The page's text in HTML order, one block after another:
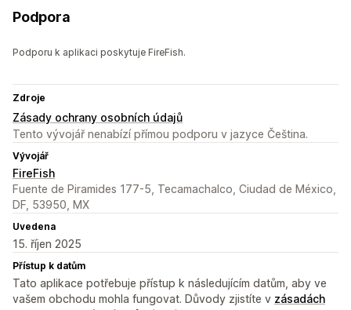
Podpora
Podporu k aplikaci poskytuje FireFish.
Zdroje
Zásady ochrany osobních údajů
Tento vývojář nenabízí přímou podporu v jazyce Čeština.
Vývojář
FireFish
Fuente de Piramides 177-5, Tecamachalco, Ciudad de México,
DF, 53950, MX
Uvedena
15. říjen 2025
Přístup k datům
Tato aplikace potřebuje přístup k následujícím datům, aby ve
vašem obchodu mohla fungovat. Důvody zjistíte v zásadách